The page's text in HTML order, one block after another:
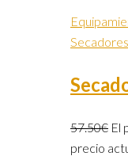
57.50€ El
precio